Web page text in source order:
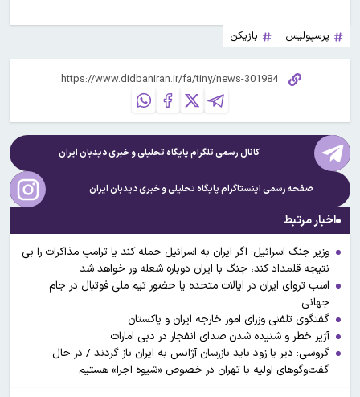
پرسپولیس بازیکن
کانال رسمی تلگرام پایگاه تحلیلی و خبریدیدبان ایران
صفحه رسمی اینستاگرام پایگاه تحلیلی و خبریدیدبان ایران
اخبار مرتبط
وزیر جنگ اسرائیل: اگر ایران به اسرائیل حمله کند یا ترامپ مذاکرات را بی
نتیجه قلمداد کند، جنگ با ایران دوباره شعله ور خواهد شد
اسب تروای ایران در ایالات متحده یا حضور تیم ملی فوتبال در جام
جهانی
گفتگوی تلفنی وزرای امور خارجه ایران و پاکستان
آژیر خطر و شنیده شدن صدای انفجار در دبی امارات
گروسی: دیر یا زود باید بازرسان آژانس به ایران باز گردند / در حال
گفت‌وگوهای اولیه با تهران در خصوص «شیوه اجرا» هستیم